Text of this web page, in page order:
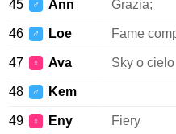
45 ♂ Ann Grazia;
46 ♂ Loe Fame
47 ♀ Ava Sky o cielo
48 ♂ Kem
49 ♀ Eny Fiery